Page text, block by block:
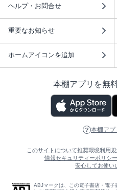
ヘルプ・お問合せ
重要なお知らせ
ホームアイコンを追加
本棚アプリを無
本棚アプ
このサイトについて推奨環境利用
情報セキュリティーポリシー
安心してお使い
ABJマークは、この電子書店・電